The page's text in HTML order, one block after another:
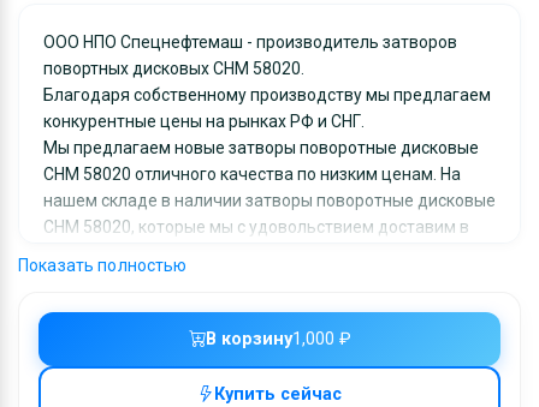
В корзину1,000 ₽
Купить сейчас
ООО НПО Спецнефтемаш - производитель затворов
повортных дисковых СНМ 58020.
Благодаря собственному производству мы предлагаем
конкурентные цены на рынках РФ и СНГ.
Мы предлагаем новые затворы поворотные дисковые
СНМ 58020 отличного качества по низким ценам. На
нашем складе в наличии затворы поворотные дисковые
СНМ 58020, которые мы с удовольствием доставим в
Сроки изготовления и поставки минимальные.
Мы проконсультируем вас по стоимости продукции и
сроках производства. Подробнее на нашем сайте.
Показать полностью